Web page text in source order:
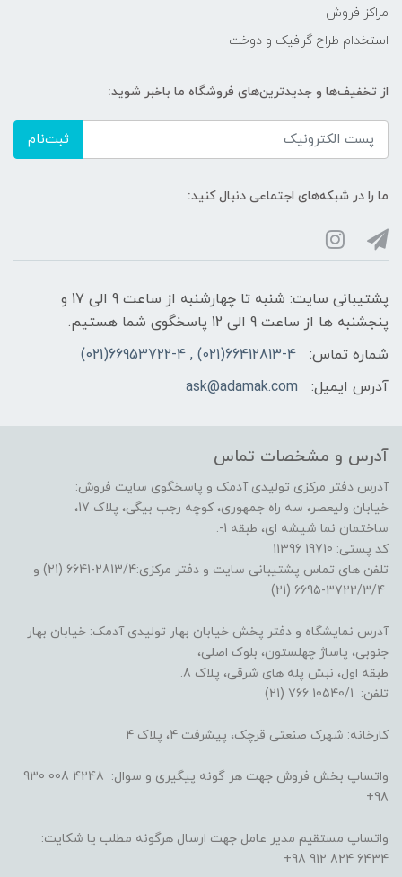
مراکز فروش
استخدام طراح گرافیک و دوخت
از تخفیف‌ها و جدیدترین‌های فروشگاه ما باخبر شوید:
ثبت‌نام
ما را در شبکه‌های اجتماعی دنبال کنید:
پشتیبانی سایت: شنبه تا چهارشنبه از ساعت 9 الی 17 و
پنجشنبه ها از ساعت 9 الی 12 پاسخگوی شما هستیم.
شماره تماس:
66412813-4(021) , 66953722-4(021)
آدرس ایمیل:
ask@adamak.com
آدرس و مشخصات تماس
آدرس دفتر مرکزی تولیدی آدمک و پاسخگوی سایت فروش:
خیابان ولیعصر، سه راه جمهوری، کوچه رجب بیگی، پلاک 17،
ساختمان نما شیشه ای، طبقه 1-.
کد پستی: 19710 11396
تلفن های تماس پشتیبانی سایت و دفتر مرکزی:2813/4-6641 (21) و
آدرس نمایشگاه و دفتر پخش خیابان بهار تولیدی آدمک: خیابان بهار
جنوبی، پاساژ چهلستون، بلوک اصلی،
طبقه اول، نبش پله های شرقی، پلاک 8.
تلفن: 10540/1 766 (21)
کارخانه: شهرک صنعتی قرچک، پیشرفت 4، پلاک 4
واتساپ بخش فروش جهت هر گونه پیگیری و سوال: 4248 008 930
98+
واتساپ مستقیم مدیر عامل جهت ارسال هرگونه مطلب یا شکایت:
6434 824 912 98+